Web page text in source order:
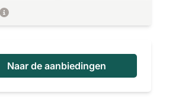
Naar de aanbiedingen